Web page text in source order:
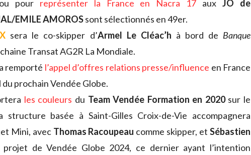
pour représenter la France en Nacra 17 auxJO de
EMILE AMOROSsont sélectionnés en 49er.
sera le co-skipper d’Armel Le Cléac’h à bord de Banque
Transat AG2R La Mondiale.
a remporté l’appel d’offres relations presse/influence en France
prochain Vendée Globe.
les couleurs du Team Vendée Formation en 2020sur le
basée à Saint-Gilles Croix-de-Vie accompagnera
Mini, avec Thomas Racoupeau comme skipper, etSébastien
projet de Vendée Globe 2024, ce dernier ayant l’intention